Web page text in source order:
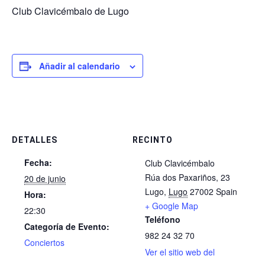
Club Clavicémbalo de Lugo
Añadir al calendario
DETALLES
Fecha:
20 de junio
Hora:
22:30
Categoría de Evento:
Conciertos
RECINTO
Club Clavicémbalo
Rúa dos Paxariños, 23
Lugo, Lugo 27002 Spain
+ Google Map
Teléfono
982 24 32 70
Ver el sitio web del